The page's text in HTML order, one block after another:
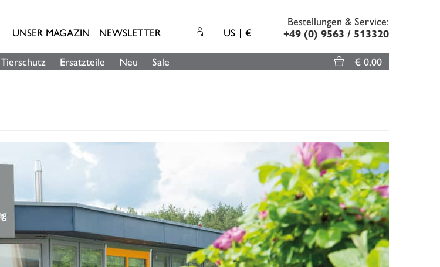
UNSER MAGAZIN NEWSLETTER US €
Bestellungen & Service:
+49 (0) 9563 / 513320
Tierschutz Ersatzteile Neu Sale € 0,00